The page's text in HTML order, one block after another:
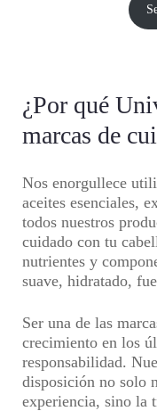
¿Por qué
marcas de
Nos enorgullece
aceites esenciales,
todos nuestros
cuidado con tu
nutrientes y
suave, hidratado,
Ser una de las
crecimiento en los
responsabilidad.
disposición no solo
experiencia, sino la